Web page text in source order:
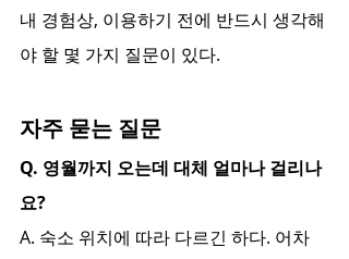
내 경험상, 이용하기 전에 반드시 생각해
야 할 몇 가지 질문이 있다.
자주 묻는 질문
Q. 영월까지 오는데 대체 얼마나 걸리나
요?
A. 숙소 위치에 따라 다르긴 하다. 어차